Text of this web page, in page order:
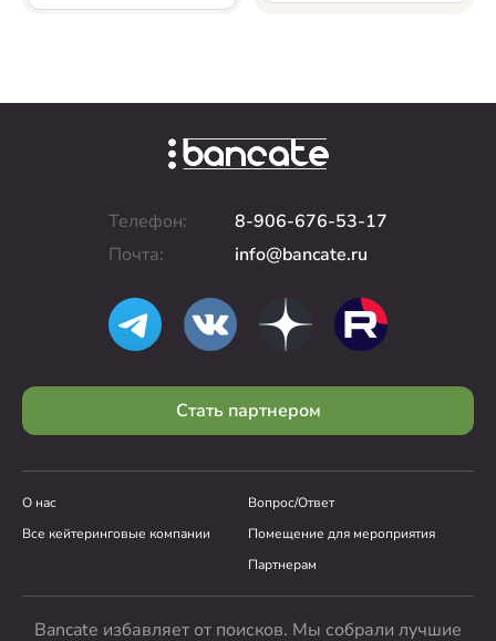
Телефон:
8-906-676-53-17
Почта:
info@bancate.ru
Стать партнером
О нас
Вопрос/Ответ
Все кейтеринговые компании
Помещение для мероприятия
Партнерам
Bancate избавляет от поисков. Мы собрали лучшие